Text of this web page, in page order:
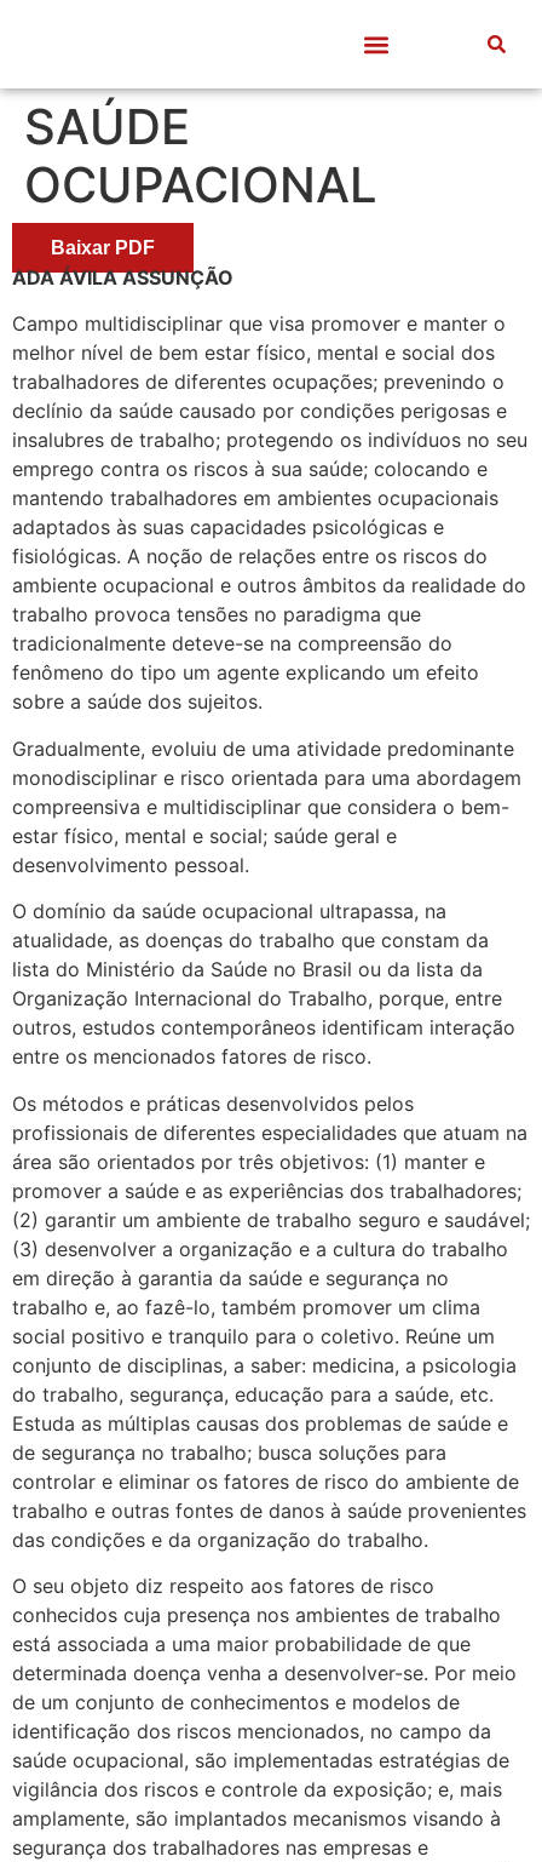
SAÚDE
OCUPACIONAL
Baixar PDF
ADA ÁVILA ASSUNÇÃO
Campo multidisciplinar que visa promover e manter o
melhor nível de bem estar físico, mental e social dos
trabalhadores de diferentes ocupações; prevenindo o
declínio da saúde causado por condições perigosas e
insalubres de trabalho; protegendo os indivíduos no seu
emprego contra os riscos à sua saúde; colocando e
mantendo trabalhadores em ambientes ocupacionais
adaptados às suas capacidades psicológicas e
fisiológicas. A noção de relações entre os riscos do
ambiente ocupacional e outros âmbitos da realidade do
trabalho provoca tensões no paradigma que
tradicionalmente deteve-se na compreensão do
fenômeno do tipo um agente explicando um efeito
sobre a saúde dos sujeitos.
Gradualmente, evoluiu de uma atividade predominante
monodisciplinar e risco orientada para uma abordagem
compreensiva e multidisciplinar que considera o bem-
estar físico, mental e social; saúde geral e
desenvolvimento pessoal.
O domínio da saúde ocupacional ultrapassa, na
atualidade, as doenças do trabalho que constam da
lista do Ministério da Saúde no Brasil ou da lista da
Organização Internacional do Trabalho, porque, entre
outros, estudos contemporâneos identificam interação
entre os mencionados fatores de risco.
Os métodos e práticas desenvolvidos pelos
profissionais de diferentes especialidades que atuam na
área são orientados por três objetivos: (1) manter e
promover a saúde e as experiências dos trabalhadores;
(2) garantir um ambiente de trabalho seguro e saudável;
(3) desenvolver a organização e a cultura do trabalho
em direção à garantia da saúde e segurança no
trabalho e, ao fazê-lo, também promover um clima
social positivo e tranquilo para o coletivo. Reúne um
conjunto de disciplinas, a saber: medicina, a psicologia
do trabalho, segurança, educação para a saúde, etc.
Estuda as múltiplas causas dos problemas de saúde e
de segurança no trabalho; busca soluções para
controlar e eliminar os fatores de risco do ambiente de
trabalho e outras fontes de danos à saúde provenientes
das condições e da organização do trabalho.
O seu objeto diz respeito aos fatores de risco
conhecidos cuja presença nos ambientes de trabalho
está associada a uma maior probabilidade de que
determinada doença venha a desenvolver-se. Por meio
de um conjunto de conhecimentos e modelos de
identificação dos riscos mencionados, no campo da
saúde ocupacional, são implementadas estratégias de
vigilância dos riscos e controle da exposição; e, mais
amplamente, são implantados mecanismos visando à
segurança dos trabalhadores nas empresas e